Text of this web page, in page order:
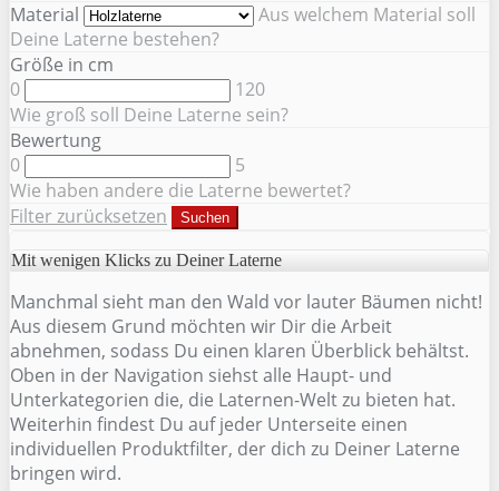
Material
Aus welchem Material soll
Deine Laterne bestehen?
Größe in cm
0
120
Wie groß soll Deine Laterne sein?
Bewertung
0
5
Wie haben andere die Laterne bewertet?
Filter zurücksetzen
Suchen
Mit wenigen Klicks zu Deiner Laterne
Manchmal sieht man den Wald vor lauter Bäumen nicht!
Aus diesem Grund möchten wir Dir die Arbeit
abnehmen, sodass Du einen klaren Überblick behältst.
Oben in der Navigation siehst alle Haupt- und
Unterkategorien die, die Laternen-Welt zu bieten hat.
Weiterhin findest Du auf jeder Unterseite einen
individuellen Produktfilter, der dich zu Deiner Laterne
bringen wird.